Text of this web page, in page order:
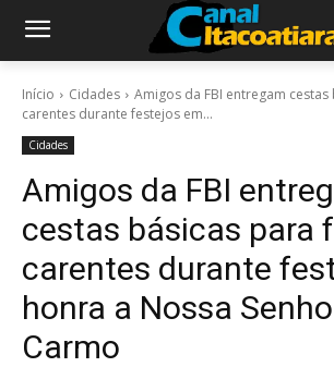
Início Cidades
Amigos da FBI entregam
carentes durante festejos em...
Cidades
Amigos da FBI
cestas básicas para
carentes durante
honra a Nossa
Carmo